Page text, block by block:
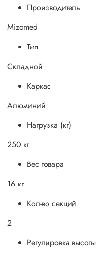
Производитель
Mizomed
Тип
Складной
Каркас
Алюминий
Нагрузка (кг)
250 кг
Вес товара
16 кг
Кол-во секций
2
Регулировка высоты